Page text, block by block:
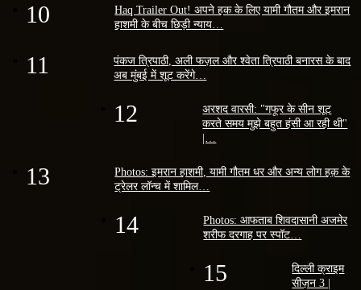
10
Haq Trailer Out! अपने हक के लिए यामी गौतम और इमरान
हाशमी के बीच छिड़ी न्याय…
11
पंकज त्रिपाठी, अली फज़ल और श्वेता त्रिपाठी बनारस के बाद
अब मुंबई में शूट करेंगे…
12
अरशद वारसी: "गफूर के सीन शूट
करते समय मुझे बहुत हंसी आ रही थी"
|…
13
Photos: इमरान हाशमी, यामी गौतम धर और अन्य लोग हक़ के
ट्रेलर लॉन्च में शामिल…
14
Photos: आफताब शिवदासानी अजमेर
शरीफ दरगाह पर स्पॉट…
15
दिल्ली क्राइम
सीज़न 3 |